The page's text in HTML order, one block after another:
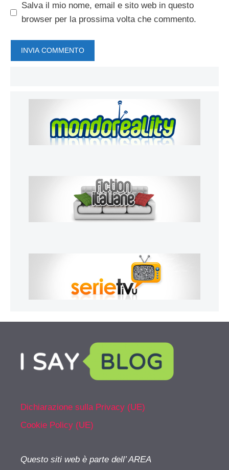
Salva il mio nome, email e sito web in questo
browser per la prossima volta che commento.
Dichiarazione sulla Privacy (UE)
Cookie Policy (UE)
Questo siti web è parte dell’ AREA